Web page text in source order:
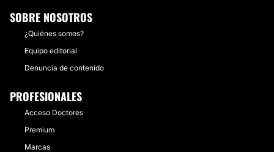
SOBRE NOSOTROS
¿Quiénes somos?
Equipo editorial
Denuncia de contenido
PROFESIONALES
Acceso Doctores
Premium
Marcas